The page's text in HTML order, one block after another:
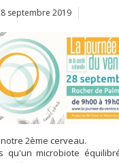
septembre 2019
2ème cerveau.
qu'un microbiote